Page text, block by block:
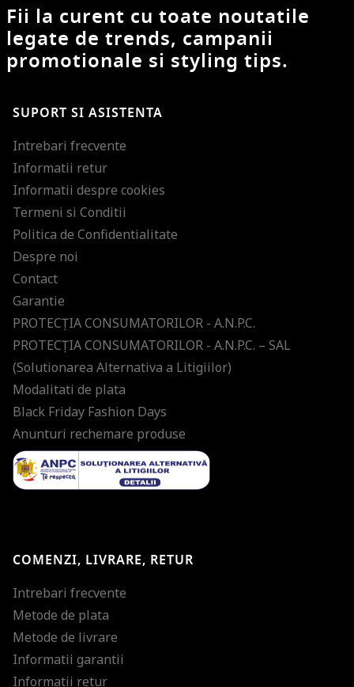
Fii la curent cu toate noutatile
legate de trends, campanii
promotionale si styling tips.
SUPORT SI ASISTENTA
Intrebari frecvente
Informatii retur
Informatii despre cookies
Termeni si Conditii
Politica de Confidentialitate
Despre noi
Contact
Garantie
PROTECŢIA CONSUMATORILOR - A.N.P.C.
PROTECŢIA CONSUMATORILOR - A.N.P.C. – SAL
(Solutionarea Alternativa a Litigiilor)
Modalitati de plata
Black Friday Fashion Days
Anunturi rechemare produse
COMENZI, LIVRARE, RETUR
Intrebari frecvente
Metode de plata
Metode de livrare
Informatii garantii
Informatii retur